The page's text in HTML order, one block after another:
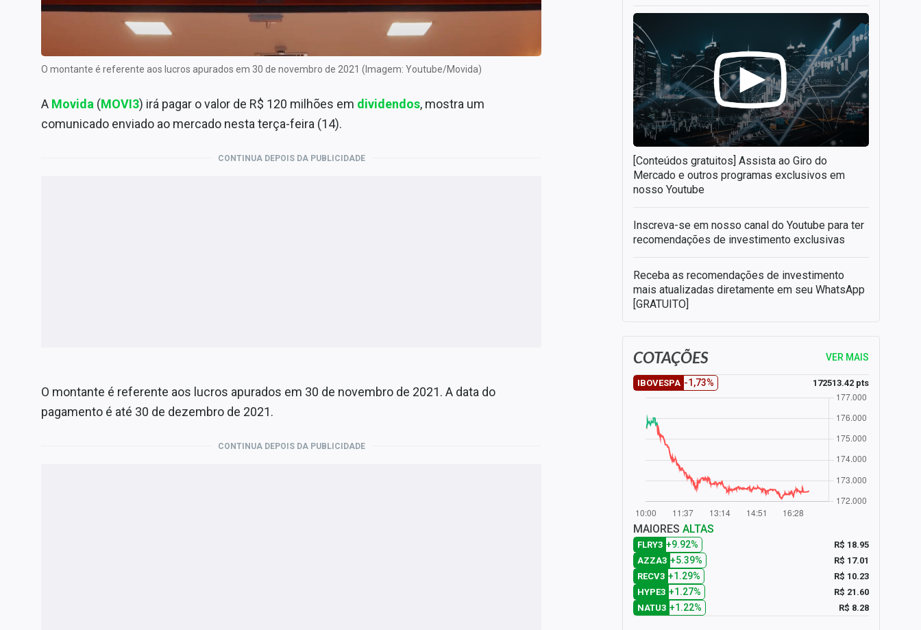
Internacional
Tecnologia
Sobre
Expediente
O montante é referente aos lucros apurados em 30 de novembro de 2021 (Imagem: Youtube/Movida)
A Movida (MOVI3) irá pagar o valor de R$ 120 milhões em dividendos, mostra um
comunicado enviado ao mercado nesta terça-feira (14).
CONTINUA DEPOIS DA PUBLICIDADE
O montante é referente aos lucros apurados em 30 de novembro de 2021. A data do
pagamento é até 30 de dezembro de 2021.
CONTINUA DEPOIS DA PUBLICIDADE
[Conteúdos gratuitos] Assista ao Giro do
Mercado e outros programas exclusivos em
nosso Youtube
Inscreva-se em nosso canal do Youtube para ter
recomendações de investimento exclusivas
Receba as recomendações de investimento
mais atualizadas diretamente em seu WhatsApp
[GRATUITO]
COTAÇÕES VER MAIS
IBOVESPA -1,73% 172513.42 pts
MAIORES ALTAS
FLRY3 +9.92%
R$ 18.95
AZZA3 +5.39%
R$ 17.01
RECV3 +1.29%
R$ 10.23
HYPE3 +1.27%
R$ 21.60
NATU3 +1.22% R$ 8.28